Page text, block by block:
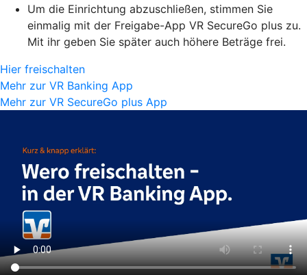
Um die Einrichtung abzuschließen, stimmen Sie
einmalig mit der Freigabe-App VR SecureGo plus zu.
Mit ihr geben Sie später auch höhere Beträge frei.
Hier freischalten
Mehr zur VR Banking App
Mehr zur VR SecureGo plus App